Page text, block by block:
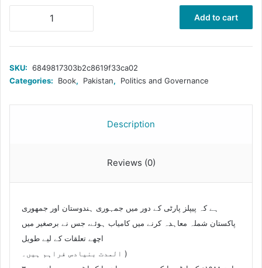
کردار
جائزہ
quantity
Add to cart
SKU: 6849817303b2c8619f33ca02
Categories:
Book, Pakistan, Politics and Governance
Description
Reviews (0)
ہے کہ پیپلز پارٹی کے دور میں جمہوری ہندوستان اور جمهوری
پاکستان شملہ معاہدہ کرنے میں کامیاب ہوئے، جس نے برصغیر میں
اچھے تعلقات کے لیے طویل
المدت بنیادس فراہم ہیں۔ )